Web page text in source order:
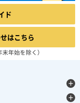
ド
はこちら
年始を除く）